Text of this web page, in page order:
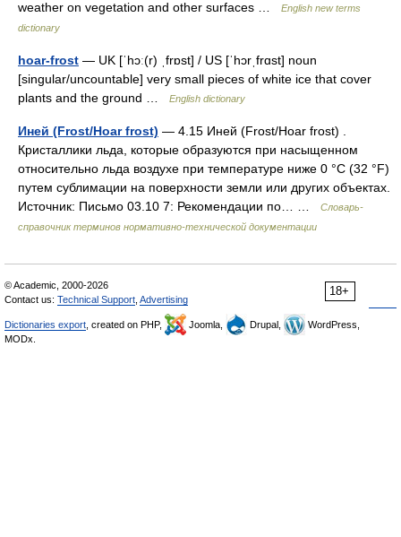
weather on vegetation and other surfaces …
English new terms
dictionary
hoar-frost — UK [ˈhɔː(r) ˌfrɒst] / US [ˈhɔrˌfrɑst] noun
[singular/uncountable] very small pieces of white ice that cover
plants and the ground …
English dictionary
Иней (Frost/Hoar frost) — 4.15 Иней (Frost/Hoar frost) .
Кристаллики льда, которые образуются при насыщенном
относительно льда воздухе при температуре ниже 0 °С (32 °F)
путем сублимации на поверхности земли или других объектах.
Источник: Письмо 03.10 7: Рекомендации по… …
Словарь-
справочник терминов нормативно-технической документации
18+
© Academic, 2000-2026
Contact us: Technical Support Advertising
Dictionaries export , created on PHP, Joomla, Drupal,
WordPress,
MODx.